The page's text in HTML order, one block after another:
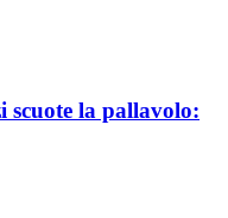
scuote la pallavolo: